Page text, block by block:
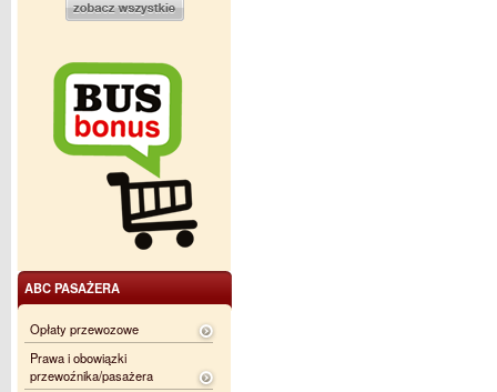
ABC PASAŻERA
Opłaty przewozowe
Prawa i obowiązki
przewoźnika/pasażera